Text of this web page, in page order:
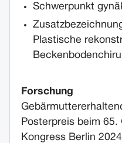
Schwerpunkt
Plastische
Forschung
Posterpreis beim 65.
Kongress Berlin